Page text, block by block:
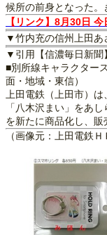
候所の前身となった。
【リンク】8月30日
▼竹内充の信州上田
▼引用【信濃毎日新聞】
■別所線キャラクター
面・地域・東信）
上田電鉄（上田市）
「八木沢まい」をあ
を新たに商品化し、販
（画像元：上田電鉄Ｈ